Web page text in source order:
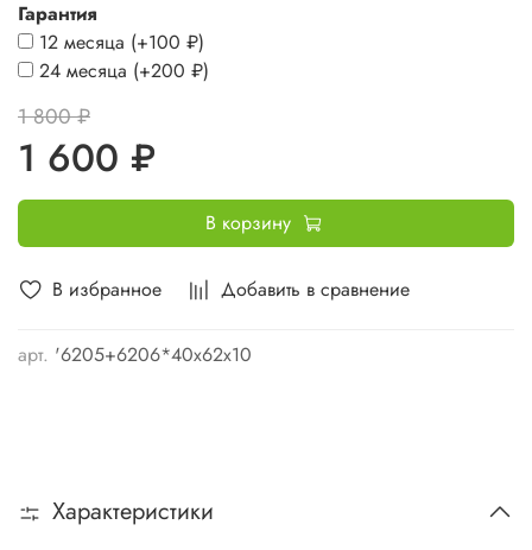
В избранное Добавить в сравнение
арт. '6205+6206*40x62x10
Гарантия
12 месяца (+100 ₽)
24 месяца (+200 ₽)
1 800 ₽
1 600 ₽
В корзину
Характеристики